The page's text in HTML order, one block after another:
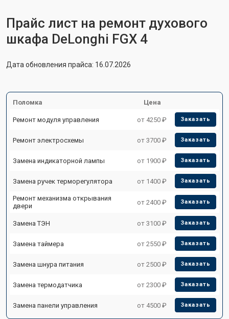
Прайс лист на ремонт духового
шкафа DeLonghi FGX 4
Дата обновления прайса: 16.07.2026
Поломка Цена
Ремонт модуля управления от 4250 ₽ Заказать
Ремонт электросхемы от 3700 ₽ Заказать
Замена индикаторной лампы от 1900 ₽ Заказать
Замена ручек терморегулятора от 1400 ₽ Заказать
Ремонт механизма открывания
двери
от 2400 ₽ Заказать
Замена ТЭН от 3100 ₽ Заказать
Замена таймера от 2550 ₽ Заказать
Замена шнура питания от 2500 ₽ Заказать
Замена термодатчика от 2300 ₽ Заказать
Замена панели управления от 4500 ₽ Заказать